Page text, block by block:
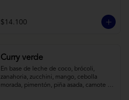
$14.100
Curry verde
En base de leche de coco, brócoli,
zanahoria, zucchini, mango, cebolla
morada, pimentón, piña asada, camote